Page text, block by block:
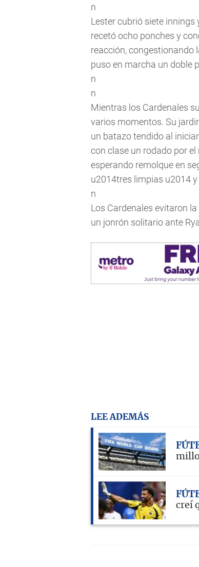
n
Lester cubrió siete innings
recetó ocho ponches y
reacción, congestionando
puso en marcha un doble
n
n
Mientras los Cardenales
varios momentos. Su
un batazo tendido al
con clase un rodado por
esperando remolque en
u2014tres limpias u2014
n
Los Cardenales evitaron
un jonrón solitario ante
LEE ADEMÁS
creí